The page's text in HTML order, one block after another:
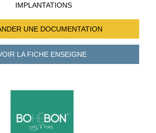
IMPLANTATIONS
UNE DOCUMENTATION
LA FICHEENSEIGNE